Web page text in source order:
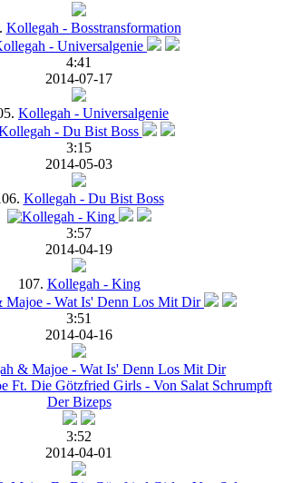
Kollegah - Bosstransformation
4:41
2014-07-17
Kollegah - Universalgenie
3:15
2014-05-03
Kollegah - Du Bist Boss
3:57
2014-04-19
107. Kollegah - King
3:51
2014-04-16
& Majoe - Wat Is' Denn Los Mit Dir
3:52
2014-04-01